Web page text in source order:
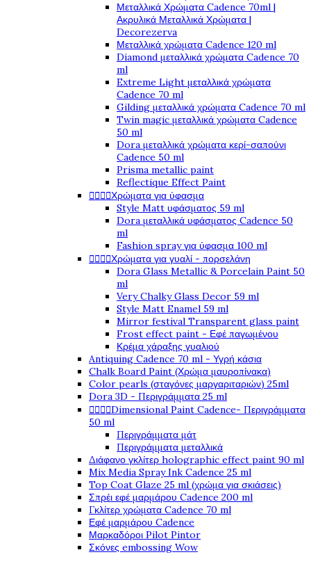
Μεταλλικά Χρώματα Cadence 70ml |
Ακρυλικά Μεταλλικά Χρώματα |
Decorezerva
Μεταλλικά χρώματα Cadence 120 ml
Diamond μεταλλικά χρώματα Cadence 70
ml
Extreme Light μεταλλικά χρώματα
Cadence 70 ml
Gilding μεταλλικά χρώματα Cadence 70 ml
Twin magic μεταλλικά χρώματα Cadence
50 ml
Dora μεταλλικά χρώματα κερί-σαπούνι
Cadence 50 ml
Prisma metallic paint
Reflectique Effect Paint
Χρώματα για ύφασμα
Style Matt υφάσματος 59 ml
Dora μεταλλικά υφάσματος Cadence 50
ml
Fashion spray για ύφασμα 100 ml
Χρώματα για γυαλί - πορσελάνη
Dora Glass Metallic & Porcelain Paint 50
ml
Very Chalky Glass Decor 59 ml
Style Matt Enamel 59 ml
Mirror festival Transparent glass paint
Frost effect paint - Εφέ παγωμένου
Κρέμα χάραξης γυαλιού
Antiquing Cadence 70 ml - Υγρή κάσια
Chalk Board Paint (Χρώμα μαυροπίνακα)
Color pearls (σταγόνες μαργαριταριών) 25ml
Dora 3D - Περιγράμματα 25 ml
Dimensional Paint Cadence- Περιγράμματα
50 ml
Περιγράμματα μάτ
Περιγράμματα μεταλλικά
Διάφανο γκλίτερ holographic effect paint 90 ml
Mix Media Spray Ink Cadence 25 ml
Top Coat Glaze 25 ml (χρώμα για σκιάσεις)
Σπρέι εφέ μαρμάρου Cadence 200 ml
Γκλίτερ χρώματα Cadence 70 ml
Εφέ μαρμάρου Cadence
Μαρκαδόροι Pilot Pintor
Σκόνες embossing Wow